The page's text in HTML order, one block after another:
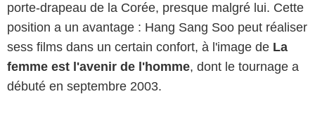
porte-drapeau de la Corée, presque malgré lui. Cette
position a un avantage : Hang Sang Soo peut réaliser
sess films dans un certain confort, à l'image de La
femme est l'avenir de l'homme, dont le tournage a
débuté en septembre 2003.